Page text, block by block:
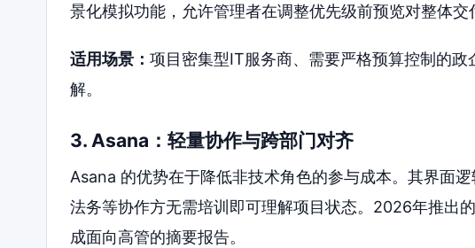
景化模拟功能，允许管理者在调整优先级前预览对整体交
适用场景： 项目密集型IT服务商、需要严格预算控制的
解。
3. Asana：轻量协作与跨部门对齐
Asana 的优势在于降低非技术角色的参与成本。其界面逻
法务等协作方无需培训即可理解项目状态。2026年推出
成面向高管的摘要报告。